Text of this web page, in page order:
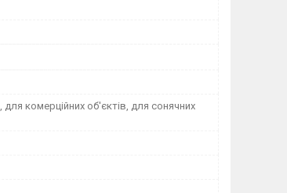
комерційних об'єктів, для сонячних